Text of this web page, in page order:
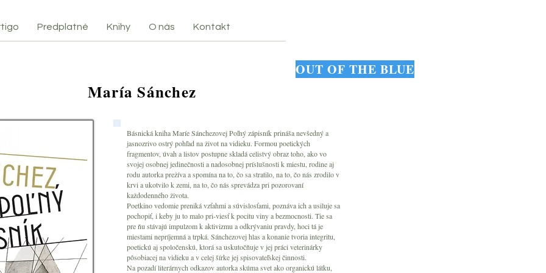
OUT OF THE BLUE
Básnická kniha Maríe Sánchezovej Poľný zápisník prináša nevšedný a
jasnozrivo ostrý pohľad na život na vidieku. Formou poetických
fragmentov, úvah a listov postupne skladá celistvý obraz toho, ako vo
svojej osobnej jedi­nečnosti a nadosobnej príslušnosti k miestu, rodine aj
rodu autorka prežíva a spomína na to, čo sa stratilo, na to, čo nás zrodilo v
krvi a ukotvilo k zemi, na to, čo nás sprevádza pri pozorovaní
každodenného života.
Poetkino vedomie preniká vzťahmi a súvislosťami, poznáva ich a usiluje sa
pochopiť, i keby ju to malo pri-viesť k pocitu viny a bezmocnosti. Tie sa
pre ňu stávajú impulzom k aktivizmu a odkrývaniu pravdy, hoci tá je
miestami nepríjemná a trpká. Sánchezovej hlas a konanie tvoria integritu,
poetickú aj spoločenskú, ktorá sa usku­točňuje v jej práci veterinárky
pôsobiacej na vidieku a v celej šírke jej spisovateľskej činnosti.
Na pozadí literárnych odkazov autorka skúma svet ako organickú látku,
María Sánchez
Predplatné Knihy O nás Kontakt